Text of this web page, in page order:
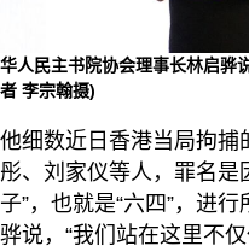
华人民主书院协会理事长林启骅
者 李宗翰摄)
他细数近日香港当局拘捕
彤、刘家仪等人，罪名是
子”，也就是“六四”，进
骅说，“我们站在这里不